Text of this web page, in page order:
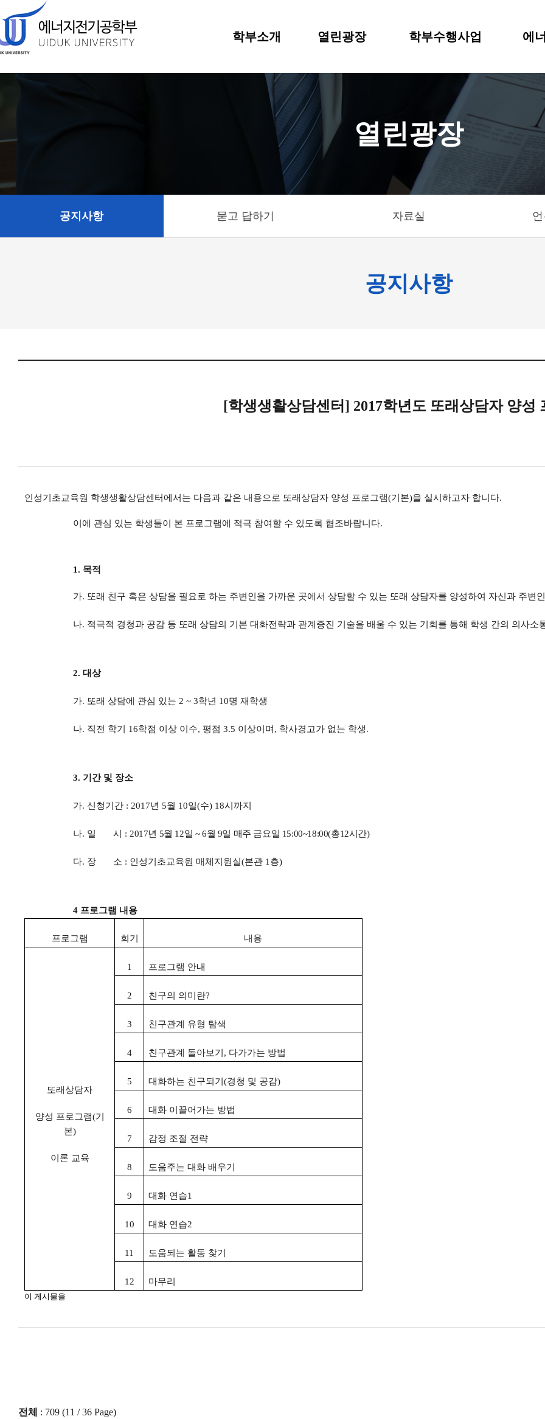
학부소개 열린광장 학부수행사업 에
열린광장
공지사항 묻고 답하기 자료실
공지사항
[학생생활상담센터] 2017학년도 또래상담자 양성
인성기초교육원 학생생활상담센터에서는 다음과 같은 내용으로 또래상담자 양성 프로그램(기본)을 실시하고자 합니다.
이에 관심 있는 학생들이 본 프로그램에 적극 참여할 수 있도록 협조바랍니다.
1. 목적
가. 또래 친구 혹은 상담을 필요로 하는 주변인을 가까운 곳에서 상담할 수 있는 또래 상담자를 양성하여 자신과 주변
나. 적극적 경청과 공감 등 또래 상담의 기본 대화전략과 관계증진 기술을 배울 수 있는 기회를 통해 학생 간의 의사소
2. 대상
가. 또래 상담에 관심 있는 2 ~ 3학년 10명 재학생
나. 직전 학기 16학점 이상 이수, 평점 3.5 이상이며 , 학사경고가 없는 학생.
3. 기간 및 장소
가. 신청기간 : 2017년 5월 10일(수) 18시까지
나. 일 시 : 2017년 5월 12일 ~ 6월 9일 매주 금요일 15:00~18:00(총12시간)
다. 장 소 : 인성기초교육원 매체지원실(본관 1 층)
4 프로그램 내용
프로그램 회기 내용
또래상담자
양성 프로그램(기
본)
이론 교육
1 프로그램 안내
2 친구의 의미란?
3 친구관계 유형 탐색
4 친구관계 돌아보기 , 다가가는 방법
5 대화하는 친구되기 (경청 및 공감)
6 대화 이끌어가는 방법
7 감정 조절 전략
8 도움주는 대화 배우기
9 대화 연습1
10 대화 연습2
11 도움되는 활동 찾기
12 마무리
이 게시물을
전체 : 709 (11 / 36 Page)